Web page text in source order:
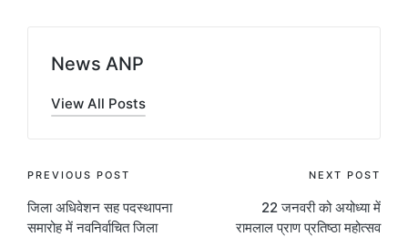
News ANP
View All Posts
Post
navigation
PREVIOUS POST
जिला अधिवेशन सह पदस्थापना
समारोह में नवनिर्वाचित जिला
NEXT POST
22 जनवरी को अयोध्या में
रामलाल प्राण प्रतिष्ठा महोत्सव